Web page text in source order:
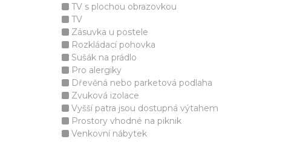
TV s plochou obrazovkou
TV
Zásuvka u postele
Rozkládací pohovka
Sušák na prádlo
Pro alergiky
Dřevěná nebo parketová podlaha
Zvuková izolace
Vyšší patra jsou dostupná výtahem
Prostory vhodné na piknik
Venkovní nábytek